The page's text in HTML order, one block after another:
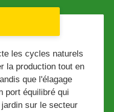
les cycles naturels
la production tout en
que l'élagage
port équilibré qui
sur le secteur